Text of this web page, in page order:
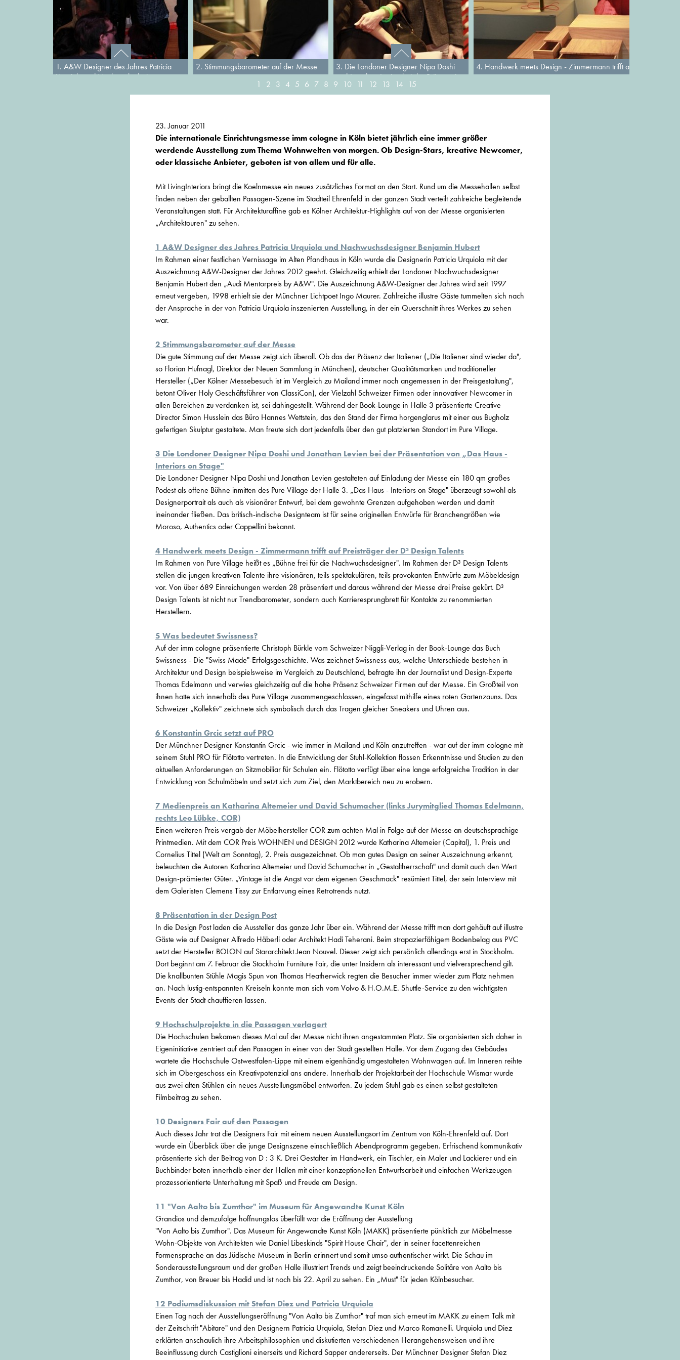
1. A&W Designer des Jahres Patricia
Urquiola und Nachwuchsdesigner
2. Stimmungsbarometer auf der Messe
3. Die Londoner Designer Nipa Doshi
und Jonathan Levien bei der Präsentation
von Das Haus - Interiors on Stage
4. Handwerk meets Design - Zimmermann trifft auf Preisträger
1
2 3 4 5 6 7 8 9 10 11 12 13 14 15
23. Januar 2011
Die internationale Einrichtungsmesse imm cologne in Köln bietet jährlich eine immer größer
werdende Ausstellung zum Thema Wohnwelten von morgen. Ob Design-Stars, kreative Newcomer,
oder klassische Anbieter, geboten ist von allem und für alle.
Mit LivingInteriors bringt die Koelnmesse ein neues zusätzliches Format an den Start. Rund um die Messehallen selbst
finden neben der geballten Passagen-Szene im Stadtteil Ehrenfeld in der ganzen Stadt verteilt zahlreiche begleitende
Veranstaltungen statt. Für Architekturaffine gab es Kölner Architektur-Highlights auf von der Messe organisierten
„Architektouren" zu sehen.
1 A&W Designer des Jahres Patricia Urquiola und Nachwuchsdesigner Benjamin Hubert
Im Rahmen einer festlichen Vernissage im Alten Pfandhaus in Köln wurde die Designerin Patricia Urquiola mit der
Auszeichnung A&W-Designer der Jahres 2012 geehrt. Gleichzeitig erhielt der Londoner Nachwuchsdesigner
Benjamin Hubert den „Audi Mentorpreis by A&W". Die Auszeichnung A&W-Designer der Jahres wird seit 1997
erneut vergeben, 1998 erhielt sie der Münchner Lichtpoet Ingo Maurer. Zahlreiche illustre Gäste tummelten sich nach
der Ansprache in der von Patricia Urquiola inszenierten Ausstellung, in der ein Querschnitt ihres Werkes zu sehen
war.
2 Stimmungsbarometer auf der Messe
Die gute Stimmung auf der Messe zeigt sich überall. Ob das der Präsenz der Italiener („Die Italiener sind wieder da",
so Florian Hufnagl, Direktor der Neuen Sammlung in München), deutscher Qualitätsmarken und traditioneller
Hersteller („Der Kölner Messebesuch ist im Vergleich zu Mailand immer noch angemessen in der Preisgestaltung",
betont Oliver Holy Geschäftsführer von ClassiCon), der Vielzahl Schweizer Firmen oder innovativer Newcomer in
allen Bereichen zu verdanken ist, sei dahingestellt. Während der Book-Lounge in Halle 3 präsentierte Creative
Director Simon Husslein das Büro Hannes Wettstein, das den Stand der Firma horgenglarus mit einer aus Bugholz
gefertigen Skulptur gestaltete. Man freute sich dort jedenfalls über den gut platzierten Standort im Pure Village.
3 Die Londoner Designer Nipa Doshi und Jonathan Levien bei der Präsentation von „Das Haus -
Interiors on Stage"
Die Londoner Designer Nipa Doshi und Jonathan Levien gestalteten auf Einladung der Messe ein 180 qm großes
Podest als offene Bühne inmitten des Pure Village der Halle 3. „Das Haus - Interiors on Stage" überzeugt sowohl als
Designerportrait als auch als visionärer Entwurf, bei dem gewohnte Grenzen aufgehoben werden und damit
ineinander fließen. Das britisch-indische Designteam ist für seine originellen Entwürfe für Branchengrößen wie
Moroso, Authentics oder Cappellini bekannt.
4 Handwerk meets Design - Zimmermann trifft auf Preisträger der D³ Design Talents
Im Rahmen von Pure Village heißt es „Bühne frei für die Nachwuchsdesigner". Im Rahmen der D³ Design Talents
stellen die jungen kreativen Talente ihre visionären, teils spektakulären, teils provokanten Entwürfe zum Möbeldesign
vor. Von über 689 Einreichungen werden 28 präsentiert und daraus während der Messe drei Preise gekürt. D³
Design Talents ist nicht nur Trendbarometer, sondern auch Karrieresprungbrett für Kontakte zu renommierten
Herstellern.
5 Was bedeutet Swissness?
Auf der imm cologne präsentierte Christoph Bürkle vom Schweizer Niggli-Verlag in der Book-Lounge das Buch
Swissness - Die "Swiss Made"-Erfolgsgeschichte. Was zeichnet Swissness aus, welche Unterschiede bestehen in
Architektur und Design beispielsweise im Vergleich zu Deutschland, befragte ihn der Journalist und Design-Experte
Thomas Edelmann und verwies gleichzeitig auf die hohe Präsenz Schweizer Firmen auf der Messe. Ein Großteil von
ihnen hatte sich innerhalb des Pure Village zusammengeschlossen, eingefasst mithilfe eines roten Gartenzauns. Das
Schweizer „Kollektiv" zeichnete sich symbolisch durch das Tragen gleicher Sneakers und Uhren aus.
6 Konstantin Grcic setzt auf PRO
Der Münchner Designer Konstantin Grcic - wie immer in Mailand und Köln anzutreffen - war auf der imm cologne mit
seinem Stuhl PRO für Flötotto vertreten. In die Entwicklung der Stuhl-Kollektion flossen Erkenntnisse und Studien zu den
aktuellen Anforderungen an Sitzmobiliar für Schulen ein. Flötotto verfügt über eine lange erfolgreiche Tradition in der
Entwicklung von Schulmöbeln und setzt sich zum Ziel, den Marktbereich neu zu erobern.
7 Medienpreis an Katharina Altemeier und David Schumacher (links Jurymitglied Thomas Edelmann,
rechts Leo Lübke, COR)
Einen weiteren Preis vergab der Möbelhersteller COR zum achten Mal in Folge auf der Messe an deutschsprachige
Printmedien. Mit dem COR Preis WOHNEN und DESIGN 2012 wurde Katharina Altemeier (Capital), 1. Preis und
Cornelius Tittel (Welt am Sonntag), 2. Preis ausgezeichnet. Ob man gutes Design an seiner Auszeichnung erkennt,
beleuchten die Autoren Katharina Altemeier und David Schumacher in „Gestaltherrschaft" und damit auch den Wert
Design-prämierter Güter. „Vintage ist die Angst vor dem eigenen Geschmack" resümiert Tittel, der sein Interview mit
dem Galeristen Clemens Tissy zur Entlarvung eines Retrotrends nutzt.
8 Präsentation in der Design Post
In die Design Post laden die Aussteller das ganze Jahr über ein. Während der Messe trifft man dort gehäuft auf illustre
Gäste wie auf Designer Alfredo Häberli oder Architekt Hadi Teherani. Beim strapazierfähigem Bodenbelag aus PVC
setzt der Hersteller BOLON auf Stararchitekt Jean Nouvel. Dieser zeigt sich persönlich allerdings erst in Stockholm.
Dort beginnt am 7. Februar die Stockholm Furniture Fair, die unter Insidern als interessant und vielversprechend gilt.
Die knallbunten Stühle Magis Spun von Thomas Heatherwick regten die Besucher immer wieder zum Platz nehmen
an. Nach lustig-entspannten Kreiseln konnte man sich vom Volvo & H.O.M.E. Shuttle-Service zu den wichtigsten
Events der Stadt chauffieren lassen.
9 Hochschulprojekte in die Passagen verlagert
Die Hochschulen bekamen dieses Mal auf der Messe nicht ihren angestammten Platz. Sie organisierten sich daher in
Eigeninitiative zentriert auf den Passagen in einer von der Stadt gestellten Halle. Vor dem Zugang des Gebäudes
wartete die Hochschule Ostwestfalen-Lippe mit einem eigenhändig umgestalteten Wohnwagen auf. Im Inneren reihte
sich im Obergeschoss ein Kreativpotenzial ans andere. Innerhalb der Projektarbeit der Hochschule Wismar wurde
aus zwei alten Stühlen ein neues Ausstellungsmöbel entworfen. Zu jedem Stuhl gab es einen selbst gestalteten
Filmbeitrag zu sehen.
10 Designers Fair auf den Passagen
Auch dieses Jahr trat die Designers Fair mit einem neuen Ausstellungsort im Zentrum von Köln-Ehrenfeld auf. Dort
wurde ein Überblick über die junge Designszene einschließlich Abendprogramm gegeben. Erfrischend kommunikativ
präsentierte sich der Beitrag von D : 3 K. Drei Gestalter im Handwerk, ein Tischler, ein Maler und Lackierer und ein
Buchbinder boten innerhalb einer der Hallen mit einer konzeptionellen Entwurfsarbeit und einfachen Werkzeugen
prozessorientierte Unterhaltung mit Spaß und Freude am Design.
11 "Von Aalto bis Zumthor" im Museum für Angewandte Kunst Köln
Grandios und demzufolge hoffnungslos überfüllt war die Eröffnung der Ausstellung
"Von Aalto bis Zumthor". Das Museum für Angewandte Kunst Köln (MAKK) präsentierte pünktlich zur Möbelmesse
Wohn-Objekte von Architekten wie Daniel Libeskinds "Spirit House Chair", der in seiner facettenreichen
Formensprache an das Jüdische Museum in Berlin erinnert und somit umso authentischer wirkt. Die Schau im
Sonderausstellungsraum und der großen Halle illustriert Trends und zeigt beeindruckende Solitäre von Aalto bis
Zumthor, von Breuer bis Hadid und ist noch bis 22. April zu sehen. Ein „Must" für jeden Kölnbesucher.
12 Podiumsdiskussion mit Stefan Diez und Patricia Urquiola
Einen Tag nach der Ausstellungseröffnung "Von Aalto bis Zumthor" traf man sich erneut im MAKK zu einem Talk mit
der Zeitschrift "Abitare" und den Designern Patricia Urquiola, Stefan Diez und Marco Romanelli. Urquiola und Diez
erklärten anschaulich ihre Arbeitsphilosophien und diskutierten verschiedenen Herangehensweisen und ihre
Beeinflussung durch Castiglioni einerseits und Richard Sapper andererseits. Der Münchner Designer Stefan Diez